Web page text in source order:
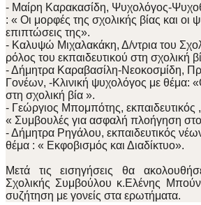
- Μαίρη Καρακασίδη, Ψυχολόγος-
: « Οι μορφές της σχολικής βίας και οι
επιπτώσεις της».
- Καλυψώ Μιχαλακάκη, Δ/ντρια του
ρόλος του εκπαιδευτικού στη σχολική
- Δήμητρα Καραβασίλη-Νεοκοσμίδη,
Γονέων, -Κλινική ψυχολόγος με θέμα:
στη σχολική βία ».
- Γεώργιος Μπομπότης, εκπαιδευτικός
« Συμβουλές για ασφαλή πλοήγηση στο
- Δήμητρα Ρηγάλου, εκπαιδευτικός
θέμα : « Εκφοβισμός και Διαδίκτυο».
Μετά τις εισηγήσεις θα
Σχολικής Συμβούλου κ.Ελένης
συζήτηση με γονείς στα ερωτήματα.